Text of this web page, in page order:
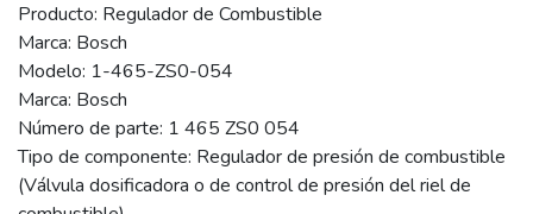
Producto: Regulador de Combustible
Marca: Bosch
Modelo: 1-465-ZS0-054
Marca: Bosch
Número de parte: 1 465 ZS0 054
Tipo de componente: Regulador de presión de combustible
(Válvula dosificadora o de control de presión del riel de